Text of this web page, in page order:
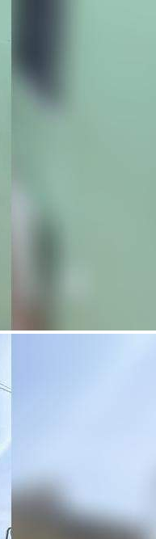
Д.
Д.6А
кв.м. Помещение
на 1 этаже